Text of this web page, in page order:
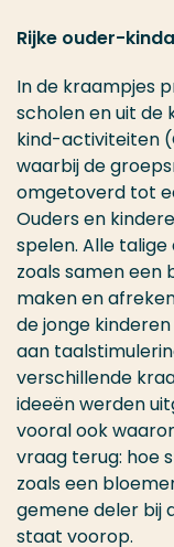
Rijke ouder-
In de kraampjes
scholen en uit de
kind-activiteiten
waarbij de
omgetoverd tot
Ouders en
spelen. Alle
zoals samen een
maken en
de jonge
aan
verschillende
ideeën werden
vooral ook
vraag terug: hoe
zoals een
gemene deler bij
staat voorop.